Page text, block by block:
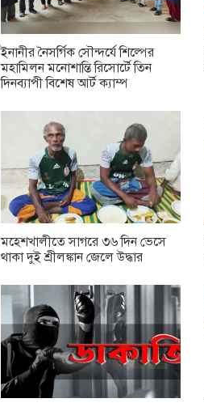
ইনানীর নৈসর্গিক সৌন্দর্যে শিল্পের
মহামিলন মনোশান্তি রিসোর্টে তিন
দিনব্যাপী বিশেষ আর্ট ক্যাম্প
​মহেশখালীতে সাগরে ৩৬ দিন ভেসে
থাকা দুই শ্রীলঙ্কান জেলে উদ্ধার